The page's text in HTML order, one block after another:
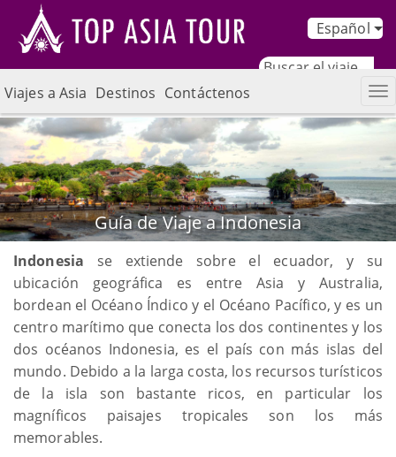
Español
Viajes a Asia Destinos Contáctenos
Guía de Viaje a Indonesia
Indonesia se extiende sobre el ecuador, y su
ubicación geográfica es entre Asia y Australia,
bordean el Océano Índico y el Océano Pacífico, y es un
centro marítimo que conecta los dos continentes y los
dos océanos Indonesia, es el país con más islas del
mundo. Debido a la larga costa, los recursos turísticos
de la isla son bastante ricos, en particular los
magníficos paisajes tropicales son los más
memorables.